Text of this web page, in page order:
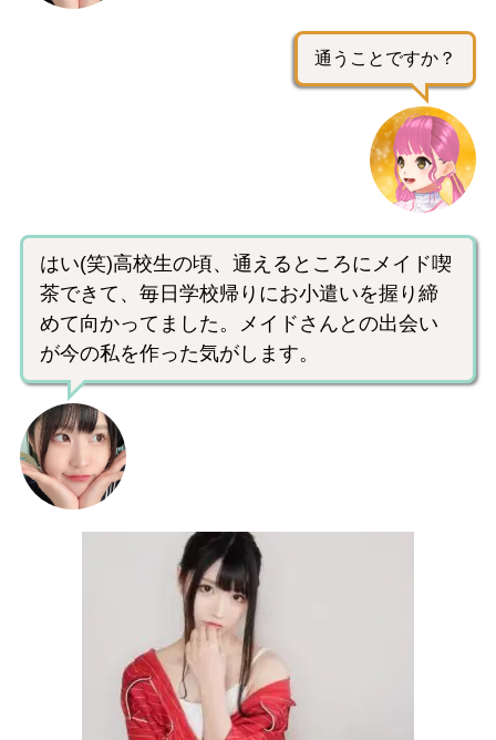
通うことですか？
はい(笑)高校生の頃、通えるところにメイド喫
茶できて、毎日学校帰りにお小遣いを握り締
めて向かってました。メイドさんとの出会い
が今の私を作った気がします。